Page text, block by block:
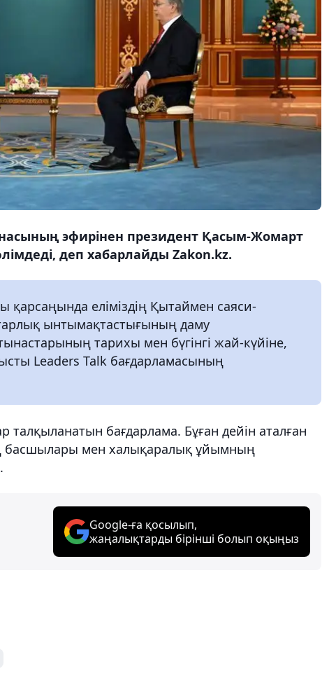
эфирінен президент Қасым-Жомарт
деп хабарлайды Zakon.kz.
қарсаңында еліміздің Қытаймен саяси-
ынтымақтастығының даму
тарихы мен бүгінгі жай-күйіне,
Leaders Talk бағдарламасының
бағдарлама. Бұған дейін аталған
басшылары мен халықаралық ұйымның
Google-ға қосылып,
жаңалықтарды бірінші болып оқыңыз